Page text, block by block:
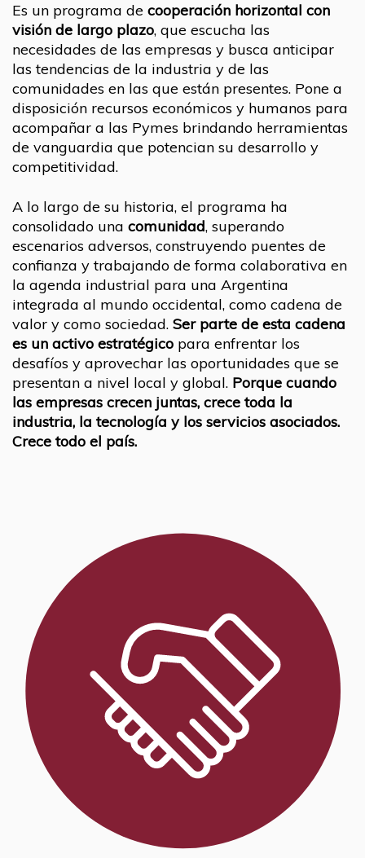
Es un programa de cooperación horizontal con
visión de largo plazo, que escucha las
necesidades de las empresas y busca anticipar
las tendencias de la industria y de las
comunidades en las que están presentes. Pone a
disposición recursos económicos y humanos para
acompañar a las Pymes brindando herramientas
de vanguardia que potencian su desarrollo y
competitividad.
A lo largo de su historia, el programa ha
consolidado una comunidad, superando
escenarios adversos, construyendo puentes de
confianza y trabajando de forma colaborativa en
la agenda industrial para una Argentina
integrada al mundo occidental, como cadena de
valor y como sociedad. Ser parte de esta cadena
es un activo estratégico para enfrentar los
desafíos y aprovechar las oportunidades que se
presentan a nivel local y global. Porque cuando
las empresas crecen juntas, crece toda la
industria, la tecnología y los servicios asociados.
Crece todo el país.